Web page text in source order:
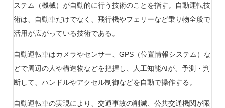
ステム（機械）が自動的に行う技術のことを指す。自動運転技
術は、自動車だけでなく、飛行機やフェリーなど乗り物全般で
活用が広がっている技術である。
自動運転車はカメラやセンサー、GPS（位置情報システム）な
どで周辺の人や構造物などを把握し、人工知能AIが、予測・判
断して、ハンドルやアクセル制御などを自動で操作する。
自動運転車の実現により、交通事故の削減、公共交通機関が限